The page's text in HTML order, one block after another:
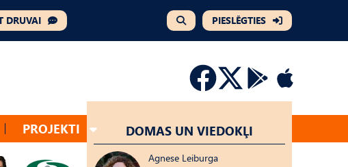
DRUVAI PIESLĒGTIES
PROJEKTI DOMAS UN VIEDOKĻI
Agnese Leiburga